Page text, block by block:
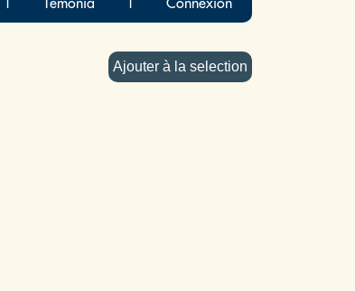
Ajouter à la selection